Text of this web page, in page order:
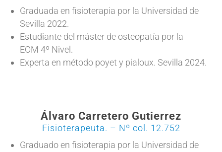
Graduada en fisioterapia por la Universidad de
Sevilla 2022.
Estudiante del máster de osteopatía por la
EOM 4º Nivel.
Experta en método poyet y pialoux. Sevilla 2024.
Álvaro Carretero Gutierrez
Fisioterapeuta. – Nº col. 12.752
Graduado en fisioterapia por la Universidad de